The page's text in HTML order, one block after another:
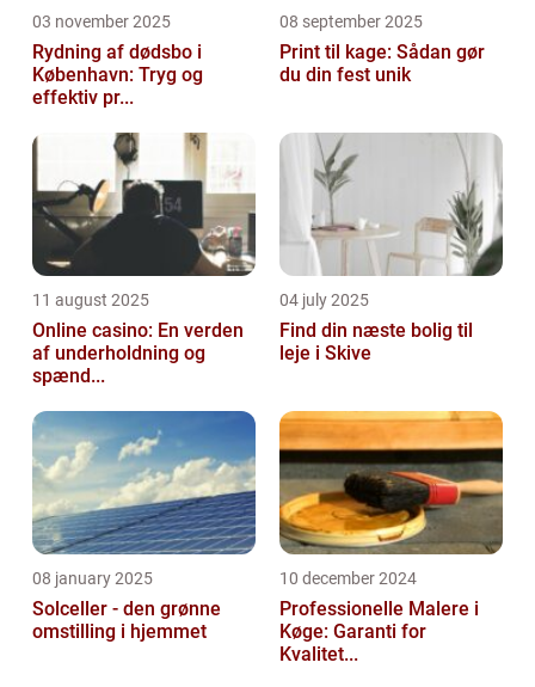
03 november 2025
Rydning af dødsbo i
København: Tryg og
effektiv pr...
08 september 2025
Print til kage: Sådan gør
du din fest unik
11 august 2025
Online casino: En verden
af underholdning og
spænd...
04 july 2025
Find din næste bolig til
leje i Skive
08 january 2025
Solceller - den grønne
omstilling i hjemmet
10 december 2024
Professionelle Malere i
Køge: Garanti for
Kvalitet...